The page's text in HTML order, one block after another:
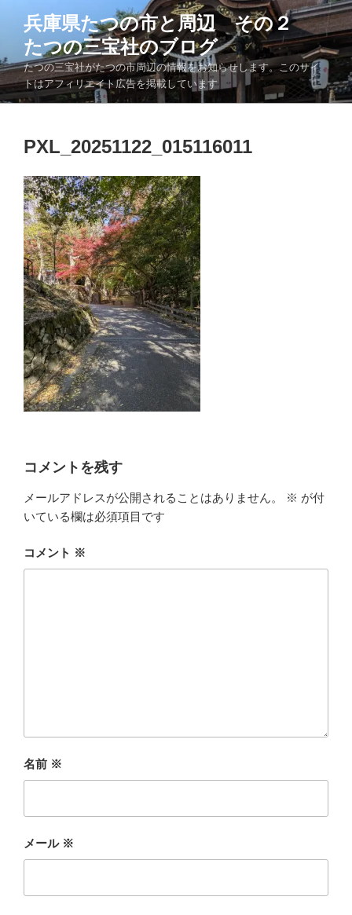
ン
ツ
へ
兵庫県たつの市と周辺 その２
たつの三宝社のブログ
たつの三宝社がたつの市周辺の情報をお知らせします。このサイ
トはアフィリエイト広告を掲載しています
PXL_20251122_015116011
コメントを残す
メールアドレスが公開されることはありません。 ※ が付
いている欄は必須項目です
コメント ※
名前 ※
メール ※